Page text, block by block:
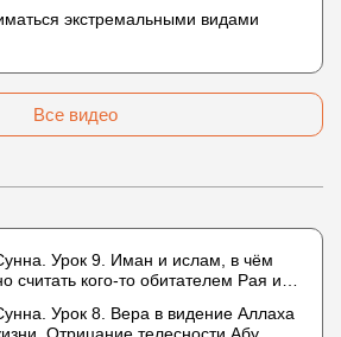
экстремальными видами
Все видео
Урок 9. Иман и ислам, в чём
считать кого-то обитателем Рая или
Урок 8. Вера в видение Аллаха